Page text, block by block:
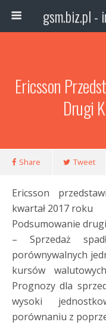
Ericsson
Drugi
Share Tweet
Ericsson
kwartał 2017 roku
Podsumowanie
– Sprzedaż
porównywalnych
kursów
Prognozy dla
wysoki
porównaniu z